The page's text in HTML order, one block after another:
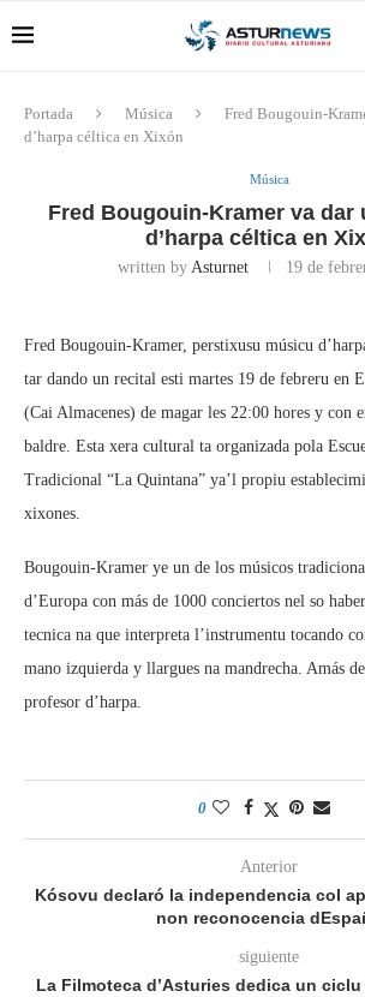
Portada Música
Fred Bougouin-
d’harpa céltica en Xixón
Música
Fred Bougouin-Kramer va dar
d’harpa céltica en
written by Asturnet 19 de
Fred Bougouin-Kramer, perstixusu músicu
tar dando un recital esti martes 19 de febreru en
(Cai Almacenes) de magar les 22:00 hores y con
baldre. Esta xera cultural ta organizada pola
Tradicional “La Quintana” ya’l propiu
xixones.
Bougouin-Kramer ye un de los músicos
d’Europa con más de 1000 conciertos nel so
tecnica na que interpreta l’instrumentu tocando
mano izquierda y llargues na mandrecha. Amás
profesor d’harpa.
0
Anterior
Kósovu declaró la independencia col
non reconocencia
siguiente
La Filmoteca d’Asturies dedica un